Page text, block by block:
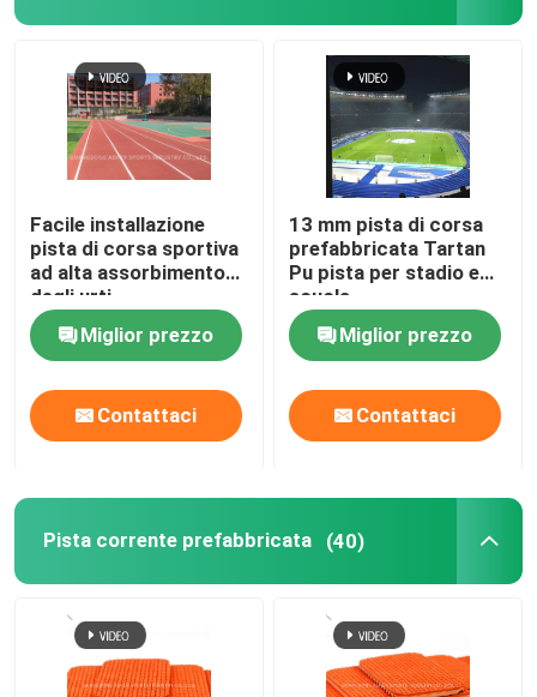
Facile installazione
pista di corsa sportiva
ad alta assorbimento
degli urti
Miglior prezzo
Contattaci
13 mm pista di corsa
prefabbricata Tartan
Pu pista per stadio e
scuola
Miglior prezzo
Contattaci
Pista corrente prefabbricata (40)